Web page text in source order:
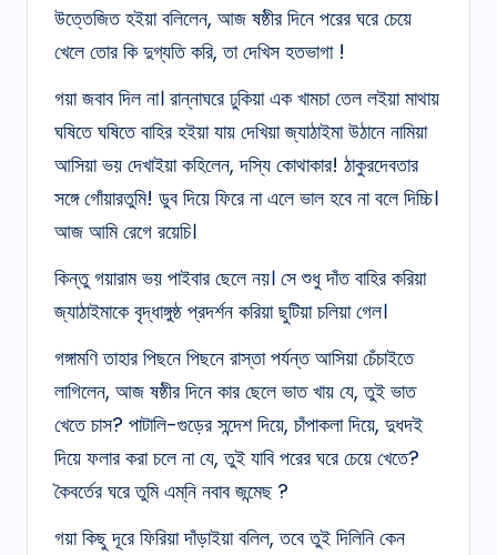
উত্তেজিত হইয়া বলিলেন, আজ ষষ্ঠীর দিনে পরের ঘরে চেয়ে
খেলে তোর কি দুগ্যতি করি, তা দেখিস হতভাগা !
গয়া জবাব দিল না। রান্নাঘরে ঢুকিয়া এক খামচা তেল লইয়া মাথায়
ঘষিতে ঘষিতে বাহির হইয়া যায় দেখিয়া জ্যাঠাইমা উঠানে নামিয়া
আসিয়া ভয় দেখাইয়া কহিলেন, দস্যি কোথাকার! ঠাকুরদেবতার
সঙ্গে গোঁয়ারতুমি! ডুব দিয়ে ফিরে না এলে ভাল হবে না বলে দিচ্চি।
আজ আমি রেগে রয়েচি।
কিন্তু গয়ারাম ভয় পাইবার ছেলে নয়। সে শুধু দাঁত বাহির করিয়া
জ্যাঠাইমাকে বৃদ্ধাঙ্গুষ্ঠ প্রদর্শন করিয়া ছুটিয়া চলিয়া গেল।
গঙ্গামণি তাহার পিছনে পিছনে রাস্তা পর্যন্ত আসিয়া চেঁচাইতে
লাগিলেন, আজ ষষ্ঠীর দিনে কার ছেলে ভাত খায় যে, তুই ভাত
খেতে চাস? পাটালি-গুড়ের সন্দেশ দিয়ে, চাঁপাকলা দিয়ে, দুধদই
দিয়ে ফলার করা চলে না যে, তুই যাবি পরের ঘরে চেয়ে খেতে?
কৈবর্তের ঘরে তুমি এম্‌নি নবাব জন্মেছ ?
গয়া কিছু দূরে ফিরিয়া দাঁড়াইয়া বলিল, তবে তুই দিলিনি কেন